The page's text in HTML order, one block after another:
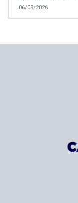
06/08/2026